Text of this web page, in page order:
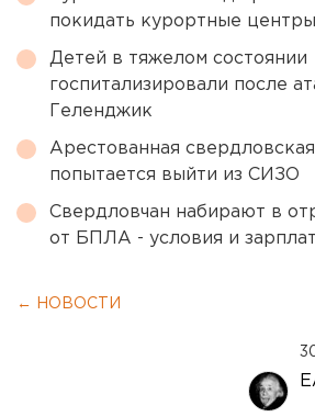
покидать курортные центры
Детей в тяжелом состоянии
госпитализировали после
Геленджик
Арестованная
попытается выйти из СИЗО
Свердловчан набирают в
от БПЛА - условия и
← НОВОСТИ